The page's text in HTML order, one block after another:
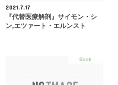
2021.7.17
『代替医療解剖』サイモン・シ
ン,エツァート・エルンスト
Book